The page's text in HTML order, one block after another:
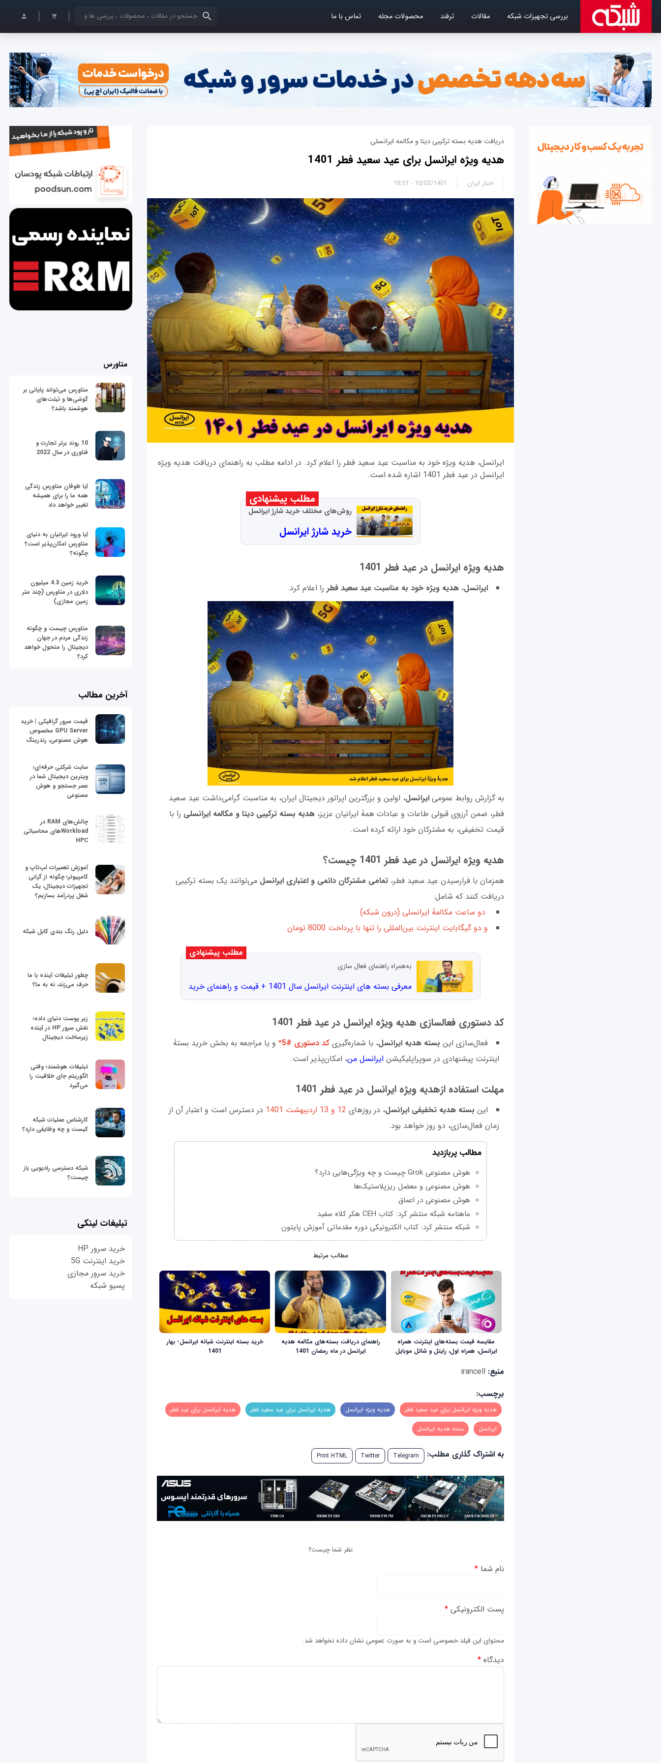
بررسی تجهیزات شبکه مقالات ترفند محصولات مجله تماس با ما کلمات کلیدی خود را وارد کنید
دریافت هدیه بسته ترکیبی دیتا و مکالمه ایرانسلی
هدیه ویژه ایرانسل برای عید سعید فطر 1401
10/02/1401 - 18:51 اخبار ایران
ایرانسل، هدیه ویژه خود به مناسبت عید سعید فطر را اعلام کرد. در ادامه مطلب به راهنمای دریافت هدیه ویژه
ایرانسل در عید فطر 1401 اشاره شده است.
مطلب پیشنهادی
روش‌های مختلف خرید شارژ ایرانسل
خرید شارژ ایرانسل
هدیه ویژه ایرانسل در عید فطر 1401
ایرانسل، هدیه ویژه خود به مناسبت عید سعید فطر را اعلام کرد.
به گزارش روابط عمومی ایرانسل، اولین و بزرگترین اپراتور دیجیتال ایران، به مناسبت گرامی‌داشت عید سعید
فطر، ضمن آرزوی قبولی طاعات و عبادات همۀ ایرانیان عزیز، هدیه بسته ترکیبی دیتا و مکالمه ایرانسلی را با
قیمت تخفیفی، به مشترکان خود ارائه کرده است.
هدیه ویژه ایرانسل در عید فطر 1401 چیست؟
همزمان با فرارسیدن عید سعید فطر، تمامی مشترکان دائمی و اعتباری ایرانسل می‌توانند یک بسته ترکیبی
دریافت کنند که شامل:
دو ساعت مکالمۀ ایرانسلی (درون شبکه)
و دو گیگابایت اینترنت بین‌المللی را تنها با پرداخت 8000 تومان
مطلب پیشنهادی
به‌همراه راهنمای فعال سازی
معرفی بسته‌ های اینترنت ایرانسل سال 1401 + قیمت و راهنمای خرید
کد دستوری فعالسازی هدیه ویژه ایرانسل در عید فطر 1401
فعال‌سازی این بسته هدیه ایرانسل، با شماره‌گیری کد دستوری #5*
و یا مراجعه به بخش خرید بستۀ
اینترنت پیشنهادی در سوپراپلیکیشن ایرانسل من، امکان‌پذیر است.
مهلت استفاده ازهدیه ویژه ایرانسل در عید فطر 1401
این بسته هدیه تخفیفی ایرانسل، در روزهای
در دسترس است و اعتبار آن از
زمان فعال‌سازی، دو روز خواهد بود.
مطالب پربازدید
هوش مصنوعی Grok چیست و چه ویژگی‌هایی دارد؟
هوش مصنوعی و معضل ریزپلاستیک‌ها
هوش مصنوعی در اعماق
ماهنامه شبکه منتشر کرد: کتاب CEH هکر کلاه سفید
شبکه منتشر کرد: کتاب الکترونیکی دوره مقدماتی آموزش پایتون
مطالب مرتبط
مقایسه‌ قیمت بسته‌های اینترنت همراه
ایرانسل، همراه اول، رایتل و شاتل موبایل
راهنمای دریافت بسته‌های مکالمه هدیه
ایرانسل در ماه رمضان 1401
خرید بسته‌ اینترنت شبانه ایرانسل- بهار
1401
منبع: irancell
برچسب:
هدیه ویژه ایرانسل برای عید سعید فطر هدیه ویژه ایرانسل هدیه ایرانسل برای عید سعید فطر هدیه ایرانسل برای عید فطر
ایرانسل بسته هدیه ایرانسل
به اشتراک گذاری مطلب: Telegram
Twitter
Print HTML
نظر شما چیست؟
نام شما *
پست الکترونیکی *
محتوای این فیلد خصوصی است و به صورت عمومی نشان داده نخواهد شد.
دیدگاه *
متاورس
متاورس می‌تواند پایانی بر
گوشی‌ها و تبلت‌های
هوشمند باشد؟
10 روند برتر تجارت و
فناوری در سال 2022
آیا طوفان متاورس زندگی
همه ما را برای همیشه
تغییر خواهد داد
آیا ورود ایرانیان به دنیای
متاورس امکان‌پذیر است؟
چگونه؟
خرید زمین 4.3 میلیون
دلاری در متاورس (چند متر
زمین مجازی)
متاورس چیست و چگونه
زندگی مردم در جهان
دیجیتال را متحول خواهد
کرد؟
آخرین مطالب
قیمت سرور گرافیکی | خرید
GPU Server مخصوص
هوش مصنوعی، رندرینگ
سایت شرکتی حرفه‌ای؛
ویترین دیجیتال شما در
عصر جستجو و هوش
مصنوعی
چالش‌های RAM در
Workloadهای محاسباتی
HPC
آموزش تعمیرات لپ‌تاپ و
کامپیوتر؛ چگونه از گرانی
تجهیزات دیجیتال، یک
شغل پردرآمد بسازیم؟
دلیل رنگ بندی کابل شبکه
چطور تبلیغات آینده با ما
حرف می‌زند، نه به ما؟
زیر پوست دنیای داده؛
نقش سرور HP در آینده
زیرساخت دیجیتال
تبلیغات هوشمند؛ وقتی
الگوریتم جای خلاقیت را
می‌گیرد
کارشناس عملیات شبکه
کیست و چه وظایفی دارد؟
شبکه دسترسی رادیویی باز
چیست؟
تبلیغات لینکی
خرید سرور HP
خرید اینترنت 5G
خرید سرور مجازی
پسیو شبکه